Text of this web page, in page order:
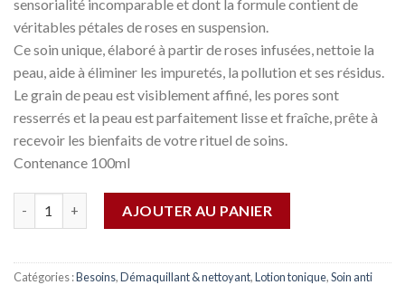
sensorialité incomparable et dont la formule contient de
véritables pétales de roses en suspension.
Ce soin unique, élaboré à partir de roses infusées, nettoie la
peau, aide à éliminer les impuretés, la pollution et ses résidus.
Le grain de peau est visiblement affiné, les pores sont
resserrés et la peau est parfaitement lisse et fraîche, prête à
recevoir les bienfaits de votre rituel de soins.
Contenance 100ml
AJOUTER AU PANIER
Catégories :Besoins,Démaquillant & nettoyant,Lotion tonique,Soin anti